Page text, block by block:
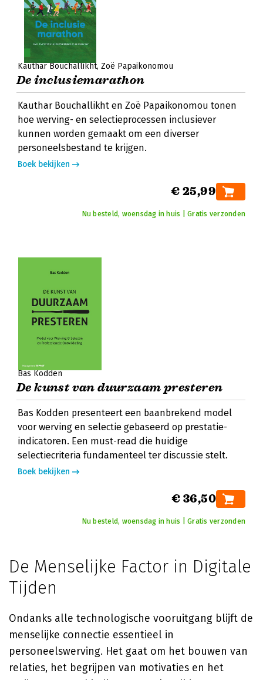
Kauthar Bouchallikht Zoë Papaikonomou
De inclusiemarathon
Kauthar Bouchallikht en Zoë Papaikonomou tonen
hoe werving- en selectieprocessen inclusiever
kunnen worden gemaakt om een diverser
personeelsbestand te krijgen.
Boek bekijken
€ 25,99
Nu besteld, woensdag in huis | Gratis verzonden
Bas Kodden
De kunst van duurzaam presteren
Bas Kodden presenteert een baanbrekend model
voor werving en selectie gebaseerd op prestatie-
indicatoren. Een must-read die huidige
selectiecriteria fundamenteel ter discussie stelt.
Boek bekijken
€ 36,50
Nu besteld, woensdag in huis | Gratis verzonden
De Menselijke Factor in Digitale
Tijden
Ondanks alle technologische vooruitgang blijft de
menselijke connectie essentieel in
personeelswerving. Het gaat om het bouwen van
relaties, het begrijpen van motivaties en het